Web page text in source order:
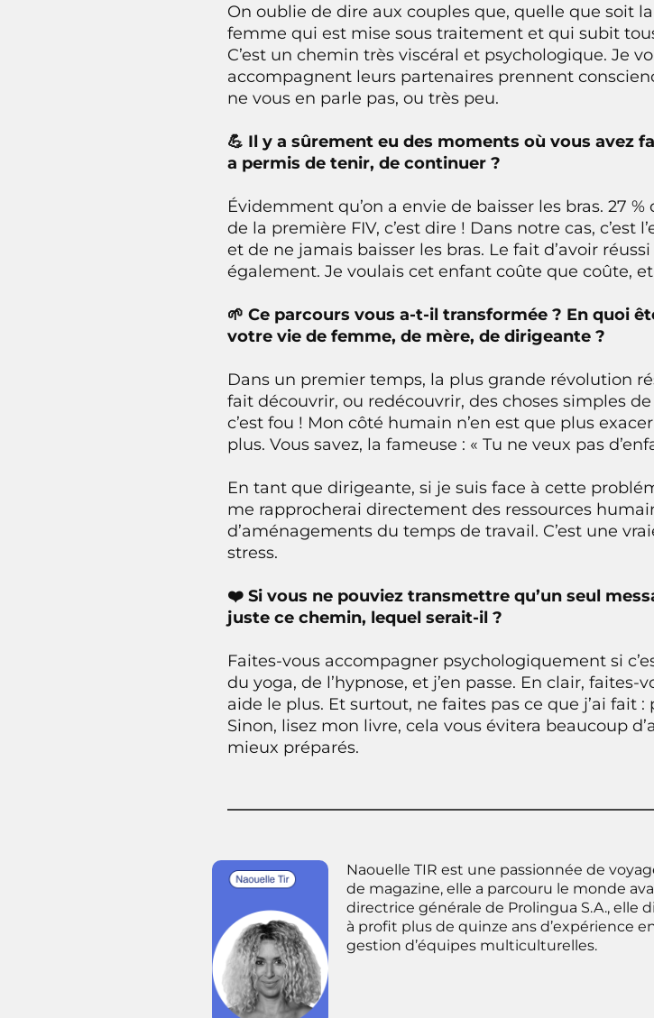
On oublie de dire aux couples que, quelle que soit
femme qui est mise sous traitement et qui subit
C’est un chemin très viscéral et psychologique. Je
accompagnent leurs partenaires prennent
ne vous en parle pas, ou très peu.
💪 Il y a sûrement eu des moments où vous avez
a permis de tenir, de continuer ?
Évidemment qu’on a envie de baisser les bras. 27
de la première FIV, c’est dire ! Dans notre cas, c’est
et de ne jamais baisser les bras. Le fait d’avoir
également. Je voulais cet enfant coûte que coûte, et
🌱 Ce parcours vous a-t-il transformée ? En quoi
votre vie de femme, de mère, de dirigeante ?
Dans un premier temps, la plus grande révolution
fait découvrir, ou redécouvrir, des choses simples
c’est fou ! Mon côté humain n’en est que plus
plus. Vous savez, la fameuse : « Tu ne veux pas
En tant que dirigeante, si je suis face à cette
me rapprocherai directement des ressources
d’aménagements du temps de travail. C’est une
stress.
❤️ Si vous ne pouviez transmettre qu’un seul
juste ce chemin, lequel serait-il ?
Faites-vous accompagner psychologiquement si
du yoga, de l’hypnose, et j’en passe. En clair,
aide le plus. Et surtout, ne faites pas ce que j’ai fait
Sinon, lisez mon livre, cela vous évitera beaucoup
mieux préparés.
Naouelle TIR est une passionnée de
de magazine, elle a parcouru le monde
directrice générale de Prolingua S.A.,
à profit plus de quinze ans d’expérience
gestion d’équipes multiculturelles.